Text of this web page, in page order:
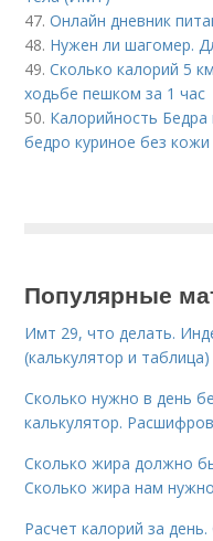
47.Онлайн дневник
48. Нужен ли шагомер.
49.Сколько калорий 5
ходьбе пешком за 1 час
50. Калорийность
бедро куриное без кожи
Популярные
Имт 29, что делать.
(калькулятор и таблица)
Сколько нужно в день
калькулятор.
Сколько жира должно
Сколько жира нам
Расчет калорий за